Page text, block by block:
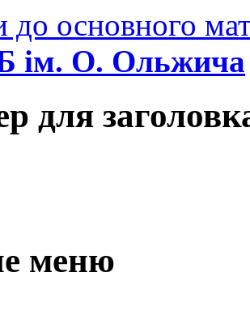
до основного
О. Ольжича
для
меню